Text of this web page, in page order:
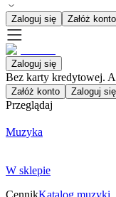
Zaloguj się Załóż konto
Zaloguj się
Bez karty kredytowej.
Załóż konto Zaloguj się
Przeglądaj
Muzyka
W sklepie
CennikKatalog muzyki